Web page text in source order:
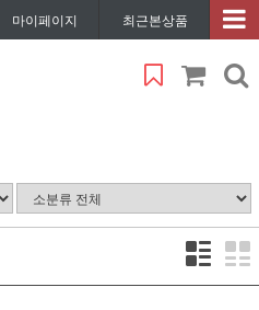
마이페이지 최근본상품